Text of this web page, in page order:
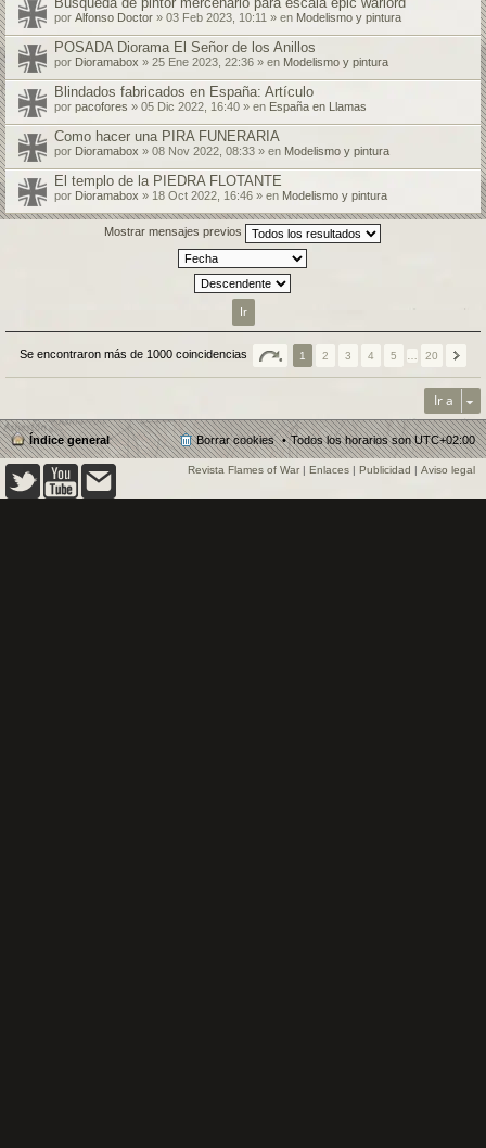
por Alfonso Doctor » 03 Feb 2023, 10:11 » en Modelismo y pintura
POSADA Diorama El Señor de los Anillos
por Dioramabox » 25 Ene 2023, 22:36 » en Modelismo y pintura
Blindados fabricados en España: Artículo
por pacofores » 05 Dic 2022, 16:40 » en España en Llamas
Como hacer una PIRA FUNERARIA
por Dioramabox » 08 Nov 2022, 08:33 » en Modelismo y pintura
El templo de la PIEDRA FLOTANTE
por Dioramabox » 18 Oct 2022, 16:46 » en Modelismo y pintura
Mostrar mensajes previos
Se encontraron más de 1000 coincidencias 1 2 3 4 5 20
Ir a
Índice general Todos los horarios sonUTC+02:00
Borrar cookies
Revista Flames of War | Enlaces | Publicidad | Aviso legal